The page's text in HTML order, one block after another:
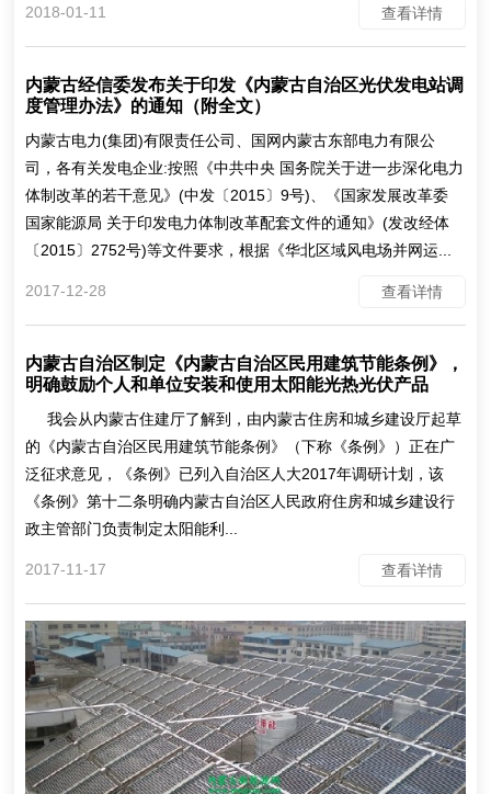
2018-01-11 查看详情
内蒙古经信委发布关于印发《内蒙古自治区光伏发电站调
度管理办法》的通知（附全文）
内蒙古电力(集团)有限责任公司、国网内蒙古东部电力有限公
司，各有关发电企业:按照《中共中央 国务院关于进一步深化电力
体制改革的若干意见》(中发〔2015〕9号)、《国家发展改革委
国家能源局 关于印发电力体制改革配套文件的通知》(发改经体
〔2015〕2752号)等文件要求，根据《华北区域风电场并网运...
2017-12-28 查看详情
内蒙古自治区制定《内蒙古自治区民用建筑节能条例》，
明确鼓励个人和单位安装和使用太阳能光热光伏产品
我会从内蒙古住建厅了解到，由内蒙古住房和城乡建设厅起草
的《内蒙古自治区民用建筑节能条例》（下称《条例》）正在广
泛征求意见，《条例》已列入自治区人大2017年调研计划，该
《条例》第十二条明确内蒙古自治区人民政府住房和城乡建设行
政主管部门负责制定太阳能利...
2017-11-17 查看详情